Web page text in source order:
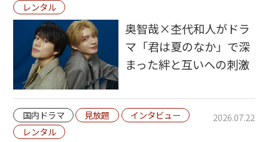
レンタル
奥智哉×杢代和人がドラ
マ「君は夏のなか」で深
まった絆と互いへの刺激
国内ドラマ 見放題
インタビュー
レンタル
2026.07.22